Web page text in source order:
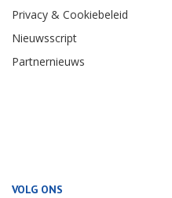
Privacy & Cookiebeleid
Nieuwsscript
Partnernieuws
VOLG ONS